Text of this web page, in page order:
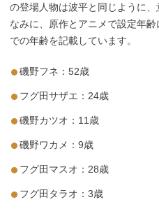
の登場人物は波平と同じように
なみに、原作とアニメで設定年
での年齢を記載しています。
磯野フネ：52歳
フグ田サザエ：24歳
磯野カツオ：11歳
磯野ワカメ：9歳
フグ田マスオ：28歳
フグ田タラオ：3歳